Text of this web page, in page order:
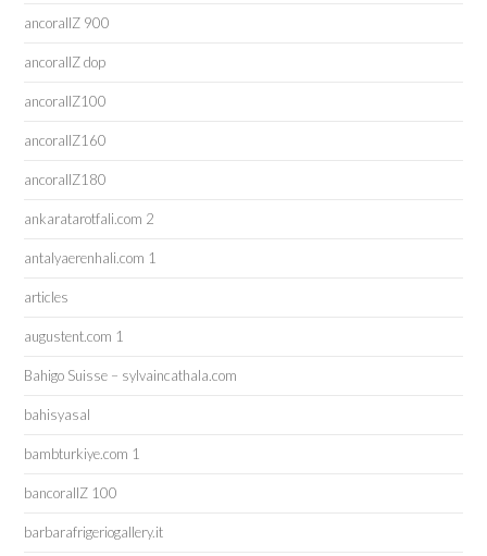
ancorallZ 900
ancorallZ dop
ancorallZ100
ancorallZ160
ancorallZ180
ankaratarotfali.com 2
antalyaerenhali.com 1
articles
augustent.com 1
Bahigo Suisse – sylvaincathala.com
bahisyasal
bambturkiye.com 1
bancorallZ 100
barbarafrigeriogallery.it